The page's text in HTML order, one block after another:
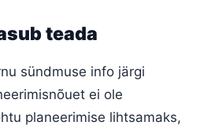
teada
sündmuse info järgi
ei ole
planeerimise lihtsamaks,